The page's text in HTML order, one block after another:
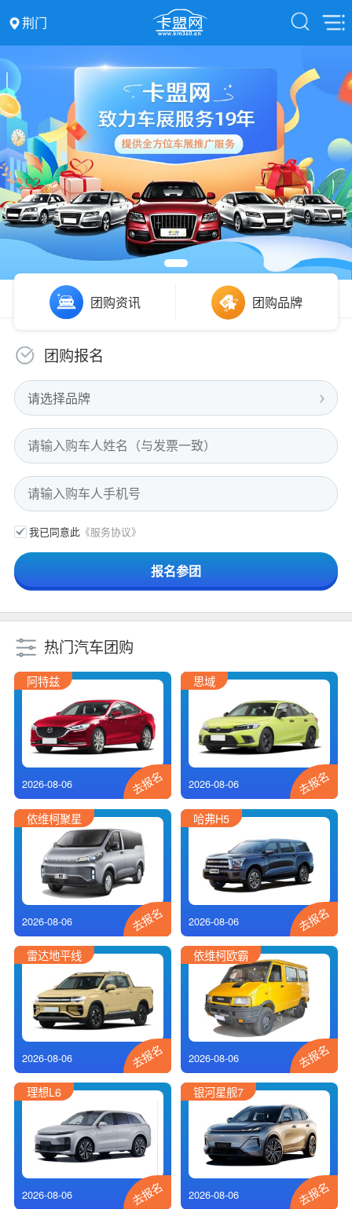
荆门
团购资讯 团购品牌
团购报名
请选择品牌
我已同意此 《服务协议》
热门汽车团购
阿特兹
2026-08-06 去报名
思域
2026-08-06 去报名
依维柯聚星
2026-08-06 去报名
哈弗H5
2026-08-06 去报名
雷达地平线
2026-08-06 去报名
依维柯欧霸
2026-08-06 去报名
理想L6
2026-08-06 去报名
银河星舰7
2026-08-06 去报名